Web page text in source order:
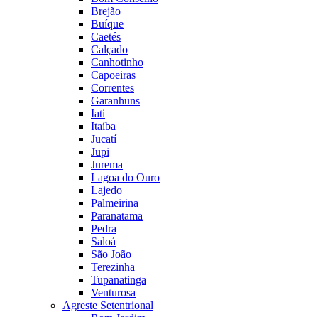
Brejão
Buíque
Caetés
Calçado
Canhotinho
Capoeiras
Correntes
Garanhuns
Iati
Itaíba
Jucatí
Jupi
Jurema
Lagoa do Ouro
Lajedo
Palmeirina
Paranatama
Pedra
Saloá
São João
Terezinha
Tupanatinga
Venturosa
Agreste Setentrional